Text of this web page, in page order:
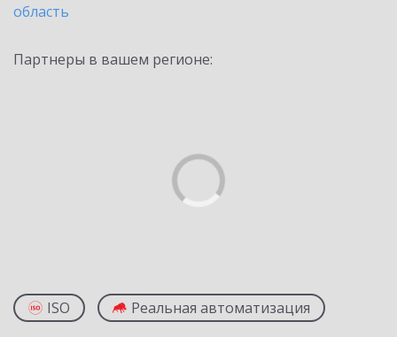
область
Партнеры в вашем регионе:
ISO Реальная автоматизация